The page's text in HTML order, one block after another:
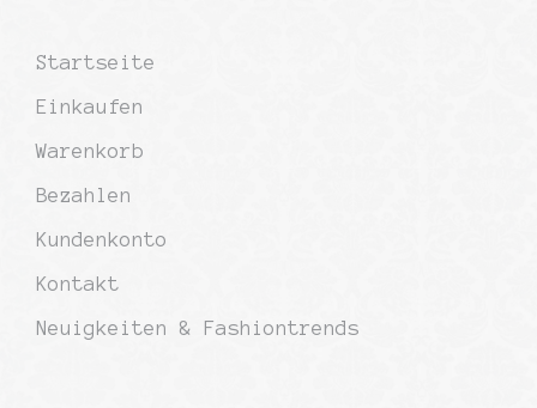
Startseite
Einkaufen
Warenkorb
Bezahlen
Kundenkonto
Kontakt
Neuigkeiten & Fashiontrends